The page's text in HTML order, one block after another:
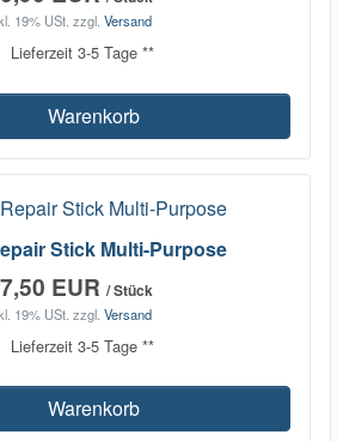
19% USt. zzgl. Versand
Lieferzeit 3-5 Tage **
Warenkorb
Stick Multi-Purpose
EUR / Stück
19% USt. zzgl. Versand
Lieferzeit 3-5 Tage **
Warenkorb